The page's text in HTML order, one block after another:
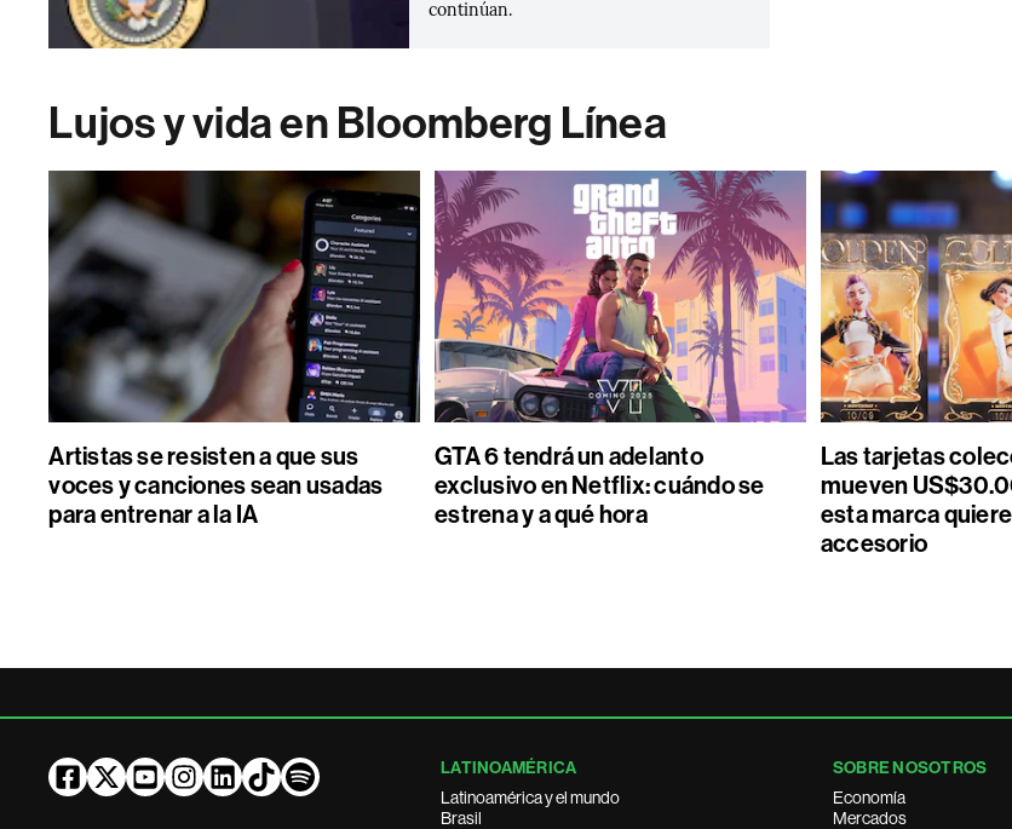
continúan.
Lujos y vida en Bloomberg Línea
Artistas se resisten a que sus
voces y canciones sean usadas
para entrenar a la IA
GTA 6 tendrá un adelanto
exclusivo en Netflix: cuándo se
estrena y a qué hora
Las tarjetas
mueven
esta marca
accesorio
LATINOAMÉRICA
Latinoamérica y el mundo
Brasil
SOBRE NOSOTROS
Economía
Mercados